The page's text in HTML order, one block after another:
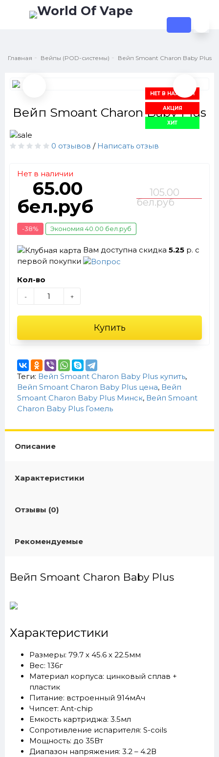
Главная Вейпы (POD-системы) Вейп Smoant Charon Baby Plus
НЕТ В НАЛИЧИИ
АКЦИЯ
ХИТ
Вейп Smoant Charon Baby Plus
0 отзывов / Написать отзыв
Нет в наличии
65.00
бел.руб
105.00
бел.руб
-38% Экономия 40.00 бел.руб
Вам доступна скидка 5.25 р. с
первой покупки
Кол-во
- +
Купить
Теги: Вейп Smoant Charon Baby Plus купить,
Вейп Smoant Charon Baby Plus цена, Вейп
Smoant Charon Baby Plus Минск, Вейп Smoant
Charon Baby Plus Гомель
Описание
Характеристики
Отзывы (0)
Рекомендуемые
Вейп Smoant Charon Baby Plus
Характеристики
Размеры: 79.7 х 45.6 х 22.5мм
Вес: 136г
Материал корпуса: цинковый сплав +
пластик
Питание: встроенный 914мАч
Чипсет: Ant-chip
Емкость картриджа: 3.5мл
Сопротивление испарителя: S-coils
Мощность: до 35Вт
Диапазон напряжения: 3.2 – 4.2В